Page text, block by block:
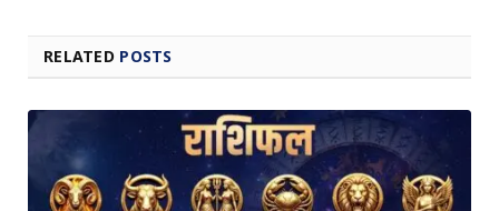
RELATED POSTS